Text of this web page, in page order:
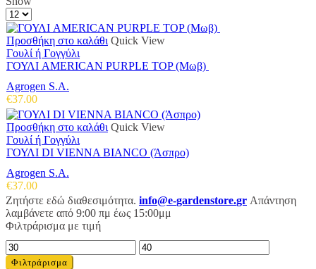
Products
per
page
Προσθήκη στο καλάθι Quick View
Γουλί ή Γογγύλι
ΓΟΥΛΙ AMERICAN PURPLE TOP (Μωβ)
Agrogen S.A.
€37.00
Προσθήκη στο καλάθι Quick View
Γουλί ή Γογγύλι
ΓΟΥΛΙ DI VIENNA BIANCO (Άσπρο)
Agrogen S.A.
€37.00
Ζητήστε εδώ διαθεσιμότητα. info@e-gardenstore.gr Απάντηση
λαμβάνετε από 9:00 πμ έως 15:00μμ
Φιλτράρισμα με τιμή
Ελάχιστη
τιμή
Μέγιστη
τιμή
Φιλτράρισμα